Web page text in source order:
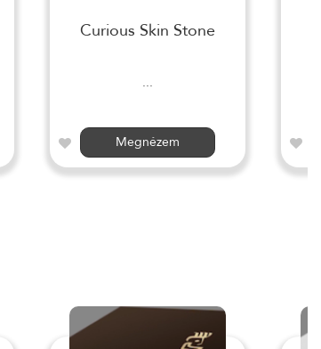
Curious Skin Stone
...
Megnézem